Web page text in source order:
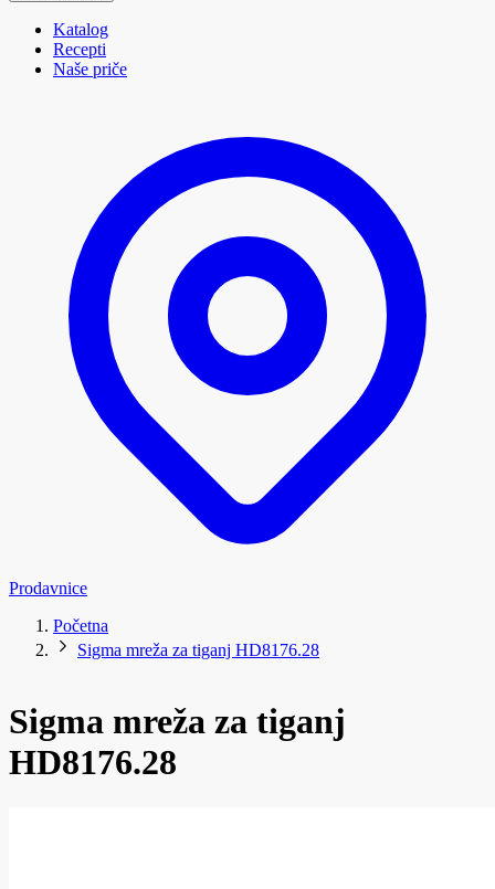
Katalog
Recepti
Naše priče
Prodavnice
Početna
Sigma mreža za tiganj HD8176.28
Sigma mreža za tiganj
HD8176.28